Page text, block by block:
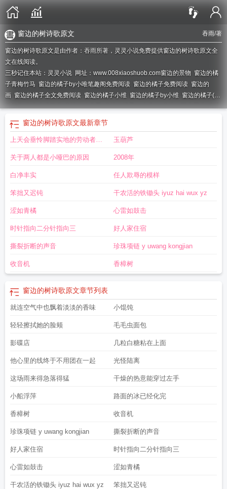
吞雨/著
窗边的树诗歌原文
窗边的树诗歌原文是由作者：吞雨所著，灵灵小说免费提供窗边的树诗歌原文全
文在线阅读。
三秒记住本站：灵灵小说 网址：www.008xiaoshuob.com窗边的景物 窗边的橘
子青梅竹马 窗边的橘子by小唯笔趣阁免费阅读 窗边的橘子免费阅读 窗边的
画 窗边的橘子全文免费阅读 窗边的橘子小维 窗边的橘子by小维 窗边的橘子(青
梅竹马)作者小维百度窗边什么意思窗边的橘子by小唯txt窗边的阳光图片窗边
的橘子(青梅竹马)生孩子
窗边的橘子po
(青梅竹马)by小维
子吞雨窗边的橘子(青梅竹马)txt窗边的橘子(青梅竹马)作者小维
txt 窗边的橘子青梅竹马免费阅读 窗边的橘子电影
处窗边的什么什么作文 窗边的橘子结局窗边的橘子(青梅竹马)作者小维百度漫
梅竹马)在线阅读
窗边的小 窗边的橘子by小唯
窗边的树诗歌原文最新章节
上天会垂怜脚踏实地的劳动者
liaoyu
玉葫芦
关于两人都是小哑巴的原因 2008年
白净丰实 任人欺辱的模样
笨拙又迟钝 干农活的铁锄头 iyuz hai wux yz
涩如青橘 心雷如鼓击
时针指向二分针指向三 好人家住宿
撕裂折断的声音 珍珠项链 y uwang kongjian
收音机 香樟树
窗边的树诗歌原文章节列表
就连空气中也飘着淡淡的香味 小馄饨
轻轻擦拭她的脸颊 毛毛虫面包
影碟店 几粒白糖粘在上面
他心里的线终于不用团在一起 光怪陆离
这场雨来得急落得猛 干燥的热意能穿过左手
小船浮萍 路面的冰已经化完
香樟树 收音机
珍珠项链 y uwang kongjian 撕裂折断的声音
好人家住宿 时针指向二分针指向三
心雷如鼓击 涩如青橘
干农活的铁锄头 iyuz hai wux yz 笨拙又迟钝